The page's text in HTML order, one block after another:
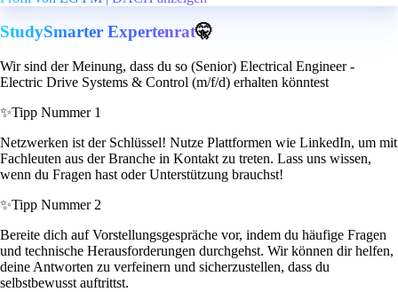
StudySmarter Expertenrat🤫
Wir sind der Meinung, dass du so (Senior) Electrical Engineer -
Electric Drive Systems & Control (m/f/d) erhalten könntest
✨Tipp Nummer 1
Netzwerken ist der Schlüssel! Nutze Plattformen wie LinkedIn, um mit
Fachleuten aus der Branche in Kontakt zu treten. Lass uns wissen,
wenn du Fragen hast oder Unterstützung brauchst!
✨Tipp Nummer 2
Bereite dich auf Vorstellungsgespräche vor, indem du häufige Fragen
und technische Herausforderungen durchgehst. Wir können dir helfen,
deine Antworten zu verfeinern und sicherzustellen, dass du
selbstbewusst auftrittst.